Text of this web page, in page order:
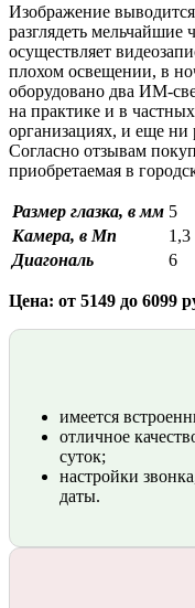
Изображение
разглядеть мельчайшие
осуществляет
плохом освещении, в
оборудовано два ИМ-
на практике и в
организациях, и еще ни
Согласно отзывам
приобретаемая в
Размер глазка, в мм 5
Камера, в Мп
1,3
Диагональ
6
Цена: от 5149 до 6099
имеется
отличное
суток;
настройки
даты.